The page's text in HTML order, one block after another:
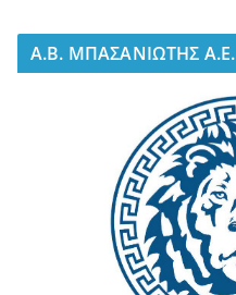
A.B. ΜΠΑΣΑΝΙΩΤΗΣ Α.Ε.